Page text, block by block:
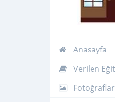
Anasayfa
Verilen
Fotoğraflar